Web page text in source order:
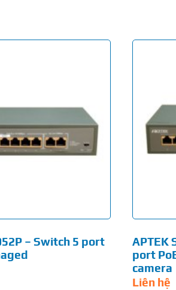
– Switch 5 port
APTEK
port
camera
Liên hệ